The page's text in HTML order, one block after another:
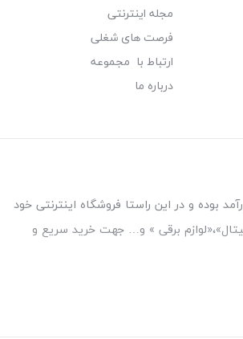
مجله اینترنتی
فرصت های شغلی
ارتباط با مجموعه
درباره ما
بوده و در این راستا فروشگاه اینترنتی خود
برقی » و… جهت خرید سریع و